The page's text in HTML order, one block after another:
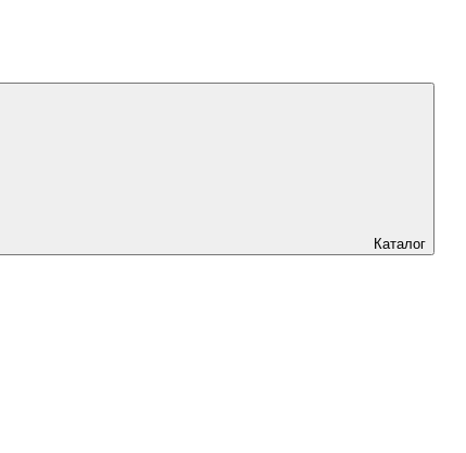
Каталог